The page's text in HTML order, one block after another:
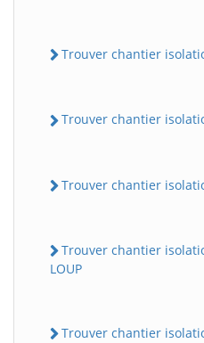
Trouver chantier
Trouver chantier
Trouver chantier
Trouver chantier
LOUP
Trouver chantier